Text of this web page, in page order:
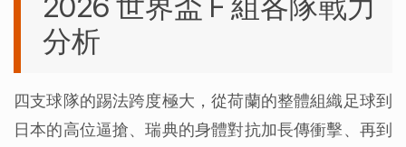
2026 世界盃 F 組各隊戰力
分析
四支球隊的踢法跨度極大，從荷蘭的整體組織足球到
日本的高位逼搶、瑞典的身體對抗加長傳衝擊、再到